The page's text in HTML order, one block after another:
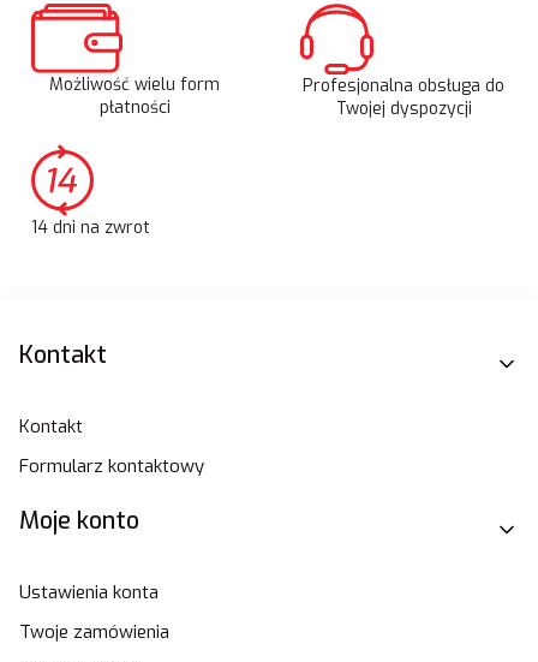
Możliwość wielu form
płatności
Profesjonalna obsługa do
Twojej dyspozycji
14 dni na zwrot
Linki w stopce
Kontakt
Kontakt
Formularz kontaktowy
Moje konto
Ustawienia konta
Twoje zamówienia